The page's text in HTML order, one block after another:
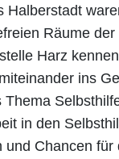
Halberstadt
Räume der
Harz
ins
Thema
in den
und Chancen für